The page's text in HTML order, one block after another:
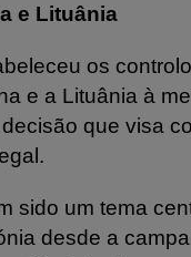
e Lituânia
os
e a Lituânia à
que visa
sido um tema
desde a